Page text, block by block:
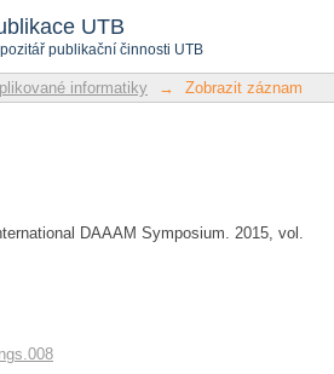
UTB
publikační činnosti UTB
informatiky → Zobrazit záznam
DAAAM Symposium. 2015, vol.